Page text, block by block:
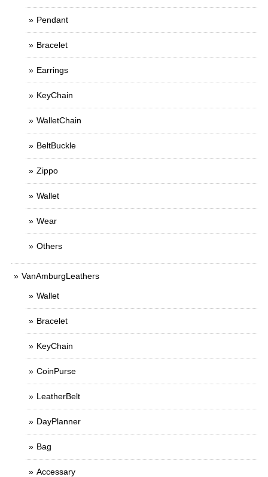
Pendant
Bracelet
Earrings
KeyChain
WalletChain
BeltBuckle
Zippo
Wallet
Wear
Others
VanAmburgLeathers
Wallet
Bracelet
KeyChain
CoinPurse
LeatherBelt
DayPlanner
Bag
Accessary